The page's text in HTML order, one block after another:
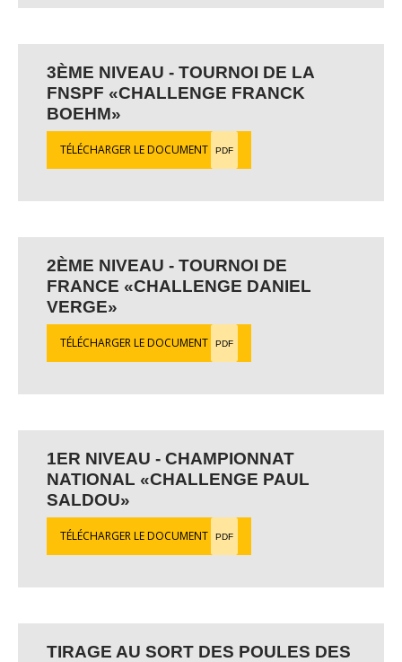
3ÈME NIVEAU - TOURNOI DE LA
FNSPF «CHALLENGE FRANCK
BOEHM»
TÉLÉCHARGER LE DOCUMENT PDF
2ÈME NIVEAU - TOURNOI DE
FRANCE «CHALLENGE DANIEL
VERGE»
TÉLÉCHARGER LE DOCUMENT PDF
1ER NIVEAU - CHAMPIONNAT
NATIONAL «CHALLENGE PAUL
SALDOU»
TÉLÉCHARGER LE DOCUMENT PDF
TIRAGE AU SORT DES POULES DES